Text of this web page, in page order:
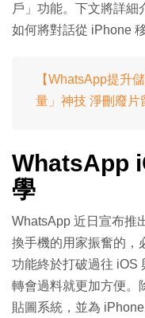
戶」功能。下文將詳細
如何將對話從 iPhone
【WhatsApp提升
量」神技 淨刪廢
WhatsApp
學
WhatsApp 近日宣布推
換手機的用家振奮的，
功能終於打破過往 iOS
轉會過料就更加方便。
貼圖系統，並為